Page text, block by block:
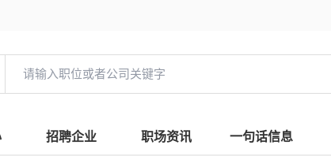
招聘企业 职场资讯 一句话信息